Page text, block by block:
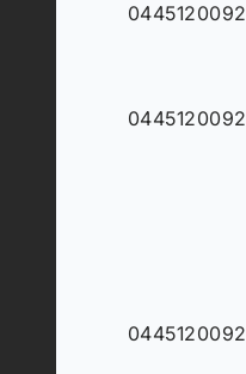
0445120092
0445120092
0445120092